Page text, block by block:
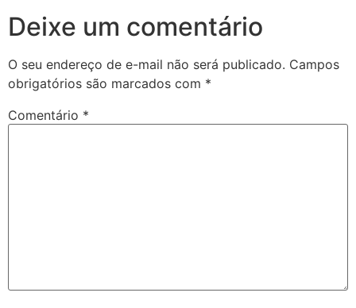
Deixe um comentário
O seu endereço de e-mail não será publicado. Campos
obrigatórios são marcados com *
Comentário *